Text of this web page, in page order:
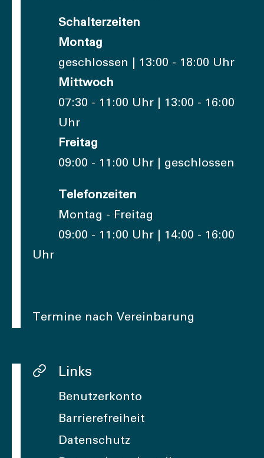
Schalterzeiten
Montag
geschlossen | 13:00 - 18:00 Uhr
Mittwoch
07:30 - 11:00 Uhr | 13:00 - 16:00
Uhr
Freitag
09:00 - 11:00 Uhr | geschlossen
Telefonzeiten
Montag - Freitag
09:00 - 11:00 Uhr | 14:00 - 16:00
Uhr
Termine nach Vereinbarung
Links
Benutzerkonto
Barrierefreiheit
Datenschutz